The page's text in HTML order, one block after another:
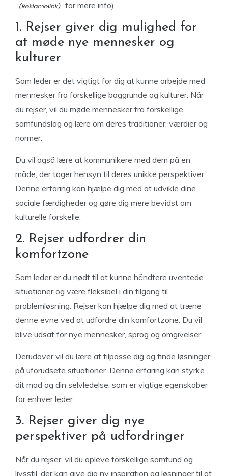
for mere info).
1. Rejser giver dig mulighed for
at møde nye mennesker og
kulturer
Som leder er det vigtigt for dig at kunne arbejde med
mennesker fra forskellige baggrunde og kulturer. Når
du rejser, vil du møde mennesker fra forskellige
samfundslag og lære om deres traditioner, værdier og
normer.
Du vil også lære at kommunikere med dem på en
måde, der tager hensyn til deres unikke perspektiver.
Denne erfaring kan hjælpe dig med at udvikle dine
sociale færdigheder og gøre dig mere bevidst om
kulturelle forskelle.
2. Rejser udfordrer din
komfortzone
Som leder er du nødt til at kunne håndtere uventede
situationer og være fleksibel i din tilgang til
problemløsning. Rejser kan hjælpe dig med at træne
denne evne ved at udfordre din komfortzone. Du vil
blive udsat for nye mennesker, sprog og omgivelser.
Derudover vil du lære at tilpasse dig og finde løsninger
på uforudsete situationer. Denne erfaring kan styrke
dit mod og din selvledelse, som er vigtige egenskaber
for enhver leder.
3. Rejser giver dig nye
perspektiver på udfordringer
Når du rejser, vil du opleve forskellige samfund og
livsstil, der kan give dig ny inspiration og løsninger til at